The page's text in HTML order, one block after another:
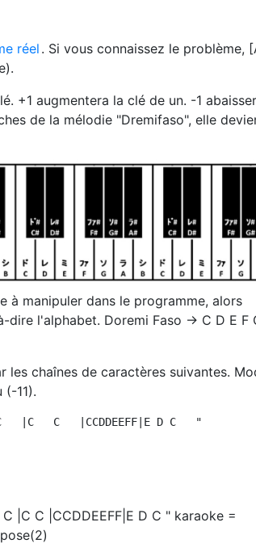
réel . Si vous connaissez le problème,
+1 augmentera la clé de un. -1
de la mélodie "Dremifaso", elle
à manipuler dans le programme, alors
dire l'alphabet. Doremi Faso → C D E F
les chaînes de caractères suivantes.
11).
|C C |CCDDEEFF|E D C " karaoke =